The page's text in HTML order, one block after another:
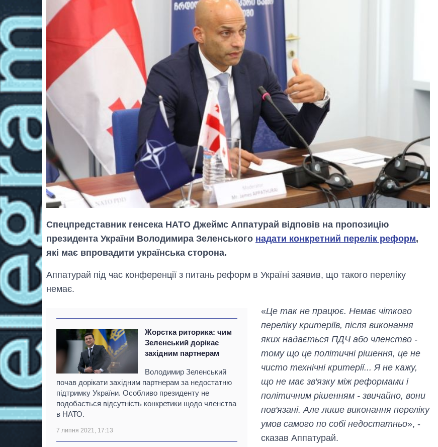
Спецпредставник генсека НАТО Джеймс Аппатурай відповів на пропозицію
президента України Володимира Зеленського надати конкретний перелік реформ,
які має впровадити українська сторона.
Аппатурай під час конференції з питань реформ в Україні заявив, що такого переліку
немає.
Жорстка риторика: чим
Зеленський дорікає
західним партнерам
Володимир Зеленський
почав дорікати західним партнерам за недостатню
підтримку України. Особливо президенту не
подобається відсутність конкретики щодо членства
в НАТО.
7 липня 2021, 17:13
«Це так не працює. Немає чіткого
переліку критеріїв, після виконання
яких надається ПДЧ або членство -
тому що це політичні рішення, це не
чисто технічні критерії... Я не кажу,
що не має зв'язку між реформами і
політичним рішенням - звичайно, вони
пов'язані. Але лише виконання переліку
умов самого по собі недостатньо», -
сказав Аппатурай.
Скільки картоплі
вирощували в
Україні до і під час
великої війни